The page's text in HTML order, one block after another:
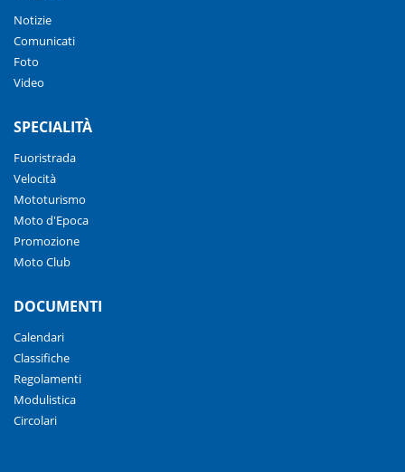
Notizie
Comunicati
Foto
Video
SPECIALITÀ
Fuoristrada
Velocità
Mototurismo
Moto d'Epoca
Promozione
Moto Club
DOCUMENTI
Calendari
Classifiche
Regolamenti
Modulistica
Circolari